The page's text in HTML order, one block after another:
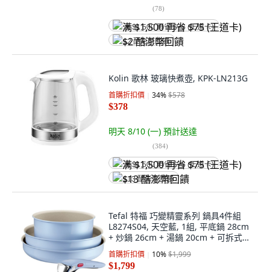
(78)
满 $1,500 再省 $75 (王道卡)
$2 酷澎幣回饋
Kolin 歌林 玻璃快煮壺, KPK-LN213G
首購折扣價 34%$578
$378
明天 8/10 (一) 預計送達
(384)
满 $1,500 再省 $75 (王道卡)
$13 酷澎幣回饋
Tefal 特福 巧變精靈系列 鍋具4件組
L8274S04, 天空藍, 1組, 平底鍋 28cm
+ 炒鍋 26cm + 湯鍋 20cm + 可拆式把
手
首購折扣價 10%$1,999
$1,799